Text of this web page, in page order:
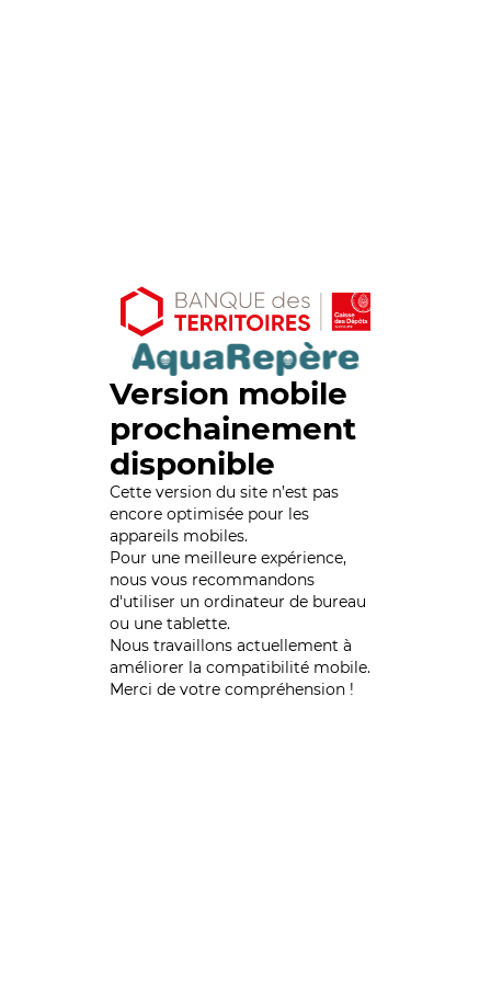
Version mobile
prochainement
disponible
Cette version du site n’est pas
encore optimisée pour les
appareils mobiles.
Pour une meilleure expérience,
nous vous recommandons
d'utiliser un ordinateur de bureau
ou une tablette.
Nous travaillons actuellement à
améliorer la compatibilité mobile.
Merci de votre compréhension !